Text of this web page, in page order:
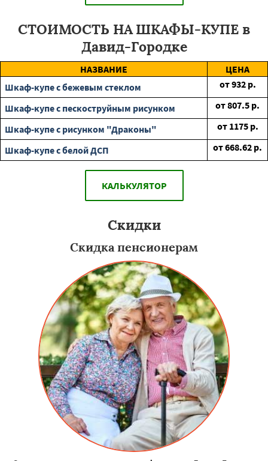
СТОИМОСТЬ НА ШКАФЫ-КУПЕ в
Давид-Городке
НАЗВАНИЕ
ЦЕНА
Шкаф-купе с бежевым стеклом
от932 р.
Шкаф-купе с пескоструйным рисунком
от807.5 р.
Шкаф-купе с рисунком "Драконы"
от 1175 р.
Шкаф-купе с белой ДСП
от668.62 р.
КАЛЬКУЛЯТОР
Скидки
Скидка пенсионерам